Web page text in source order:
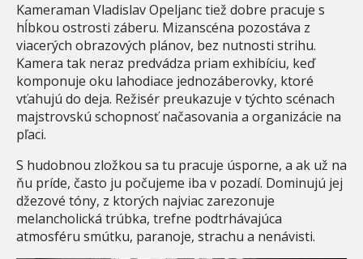
Kameraman Vladislav Opeljanc tiež dobre pracuje s
hĺbkou ostrosti záberu. Mizanscéna pozostáva z
viacerých obrazových plánov, bez nutnosti strihu.
Kamera tak neraz predvádza priam exhibíciu, keď
komponuje oku lahodiace jednozáberovky, ktoré
vťahujú do deja. Režisér preukazuje v týchto scénach
majstrovskú schopnosť načasovania a organizácie na
pľaci.
S hudobnou zložkou sa tu pracuje úsporne, a ak už na
ňu príde, často ju počujeme iba v pozadí. Dominujú jej
džezové tóny, z ktorých najviac zarezonuje
melancholická trúbka, trefne podtrhávajúca
atmosféru smútku, paranoje, strachu a nenávisti.